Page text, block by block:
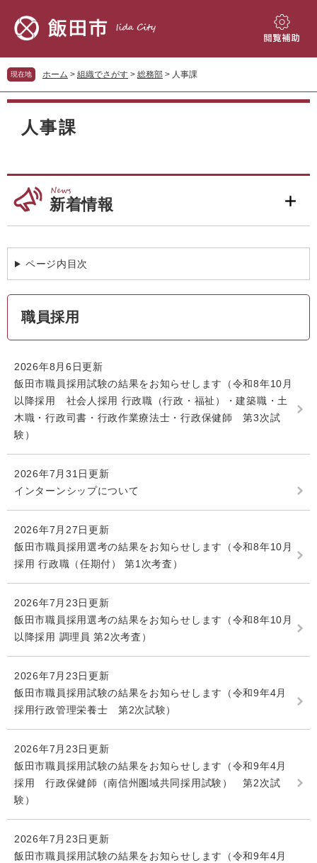
先
頭
を
飛
閲
現在地 ホーム > 組織でさがす > 総務部 > 人事課
本
人事課
新着情報
ページ内目次
職員採用
2026年8月6日更新
飯田市職員採用試験の結果をお知らせします（令和8年10月
以降採用 社会人採用 行政職（行政・福祉）・建築職・土
木職・行政司書・行政作業療法士・行政保健師 第3次試
験）
2026年7月31日更新
インターンシップについて
2026年7月27日更新
飯田市職員採用選考の結果をお知らせします（令和8年10月
採用 行政職（任期付） 第1次考査）
2026年7月23日更新
飯田市職員採用選考の結果をお知らせします（令和8年10月
以降採用 調理員 第2次考査）
2026年7月23日更新
飯田市職員採用試験の結果をお知らせします（令和9年4月
採用行政管理栄養士 第2次試験）
2026年7月23日更新
飯田市職員採用試験の結果をお知らせします（令和9年4月
採用 行政保健師（南信州圏域共同採用試験） 第2次試
験）
2026年7月23日更新
飯田市職員採用試験の結果をお知らせします（令和9年4月